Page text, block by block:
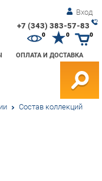
Вход
+7 (343) 383-57-83
ОПЛАТА И ДОСТАВКА
0 0
Состав коллекций